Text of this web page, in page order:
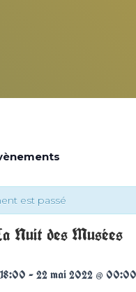
est passé
Nuit des Musées
-22 mai 2022 @ 00:00